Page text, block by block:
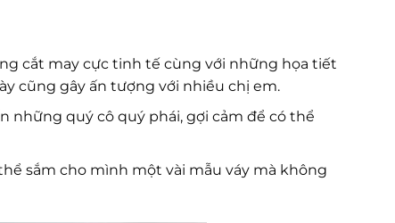
cắt may cực tinh tế cùng với những họa tiết
cũng gây ấn tượng với nhiều chị em.
những quý cô quý phái, gợi cảm để có thể
sắm cho mình một vài mẫu váy mà không